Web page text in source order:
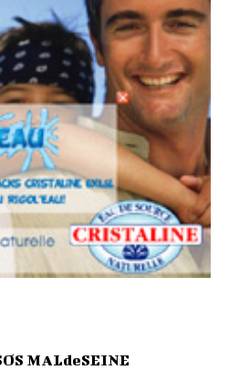
MALdeSEINE